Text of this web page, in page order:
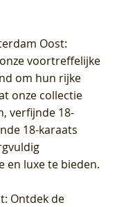
Oost:
voortreffelijke
om hun rijke
onze collectie
verfijnde 18-
18-karaats
en luxe te bieden.
: Ontdek de